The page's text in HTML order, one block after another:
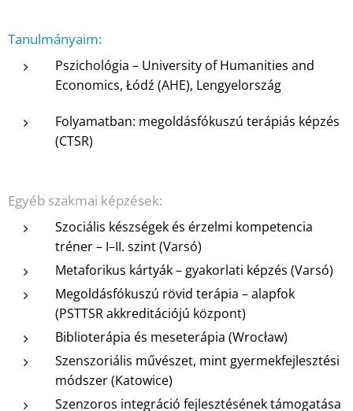
Tanulmányaim:
Pszichológia – University of Humanities and
Economics, Łódź (AHE), Lengyelország
Folyamatban: megoldásfókuszú terápiás képzés
(CTSR)
Egyéb szakmai képzések:
Szociális készségek és érzelmi kompetencia
tréner – I–II. szint (Varsó)
Metaforikus kártyák – gyakorlati képzés (Varsó)
Megoldásfókuszú rövid terápia – alapfok
(PSTTSR akkreditációjú központ)
Biblioterápia és meseterápia (Wrocław)
Szenszoriális művészet, mint gyermekfejlesztési
módszer (Katowice)
Szenzoros integráció fejlesztésének támogatása